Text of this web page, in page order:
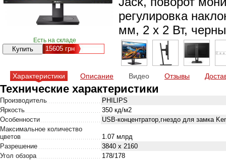
Есть на складе
15605грн
регулировка
мм, 2 х 2 Вт,
Характеристики Описание Видео Отзывы
Технические характеристики
Производитель
PHILIPS
Яркость
350 кд/м2
Особенности
USB-концентратор,гнездо для замка
Максимальное количество
цветов
1.07 млрд
Разрешение
3840 x 2160
Угол обзора
178/178